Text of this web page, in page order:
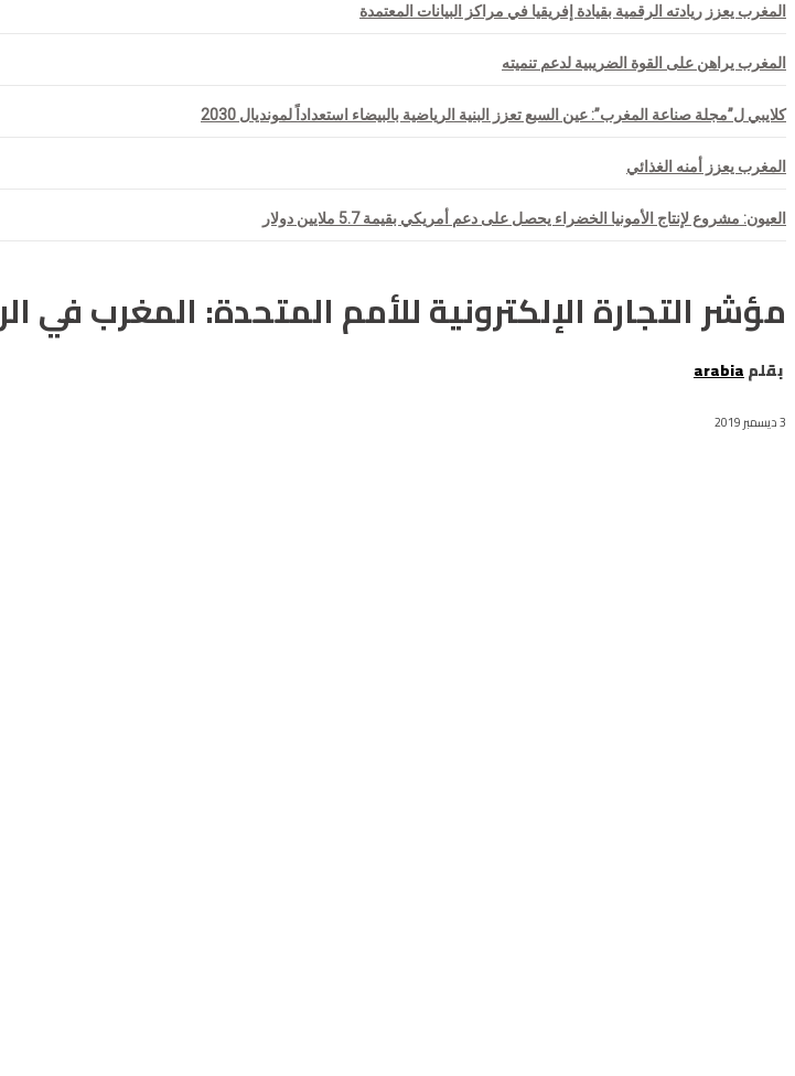
المغرب يعزز ريادته الرقمية بقيادة إفريقيا في مراكز البيانات المعتمدة
المغرب يراهن على القوة الضريبية لدعم تنميته
كلايبي ل”مجلة صناعة المغرب”: عين السبع تعزز البنية الرياضية بالبيضاء استعداداً لمونديال 2030
المغرب يعزز أمنه الغذائي
العيون: مشروع لإنتاج الأمونيا الخضراء يحصل على دعم أمريكي بقيمة 5.7 ملايين دولار
مؤشر التجارة الإلكترونية للأمم المتحدة: المغرب في الرتبة 10 عربيا، والرتبة 95
بقلمarabia
3 ديسمبر 2019